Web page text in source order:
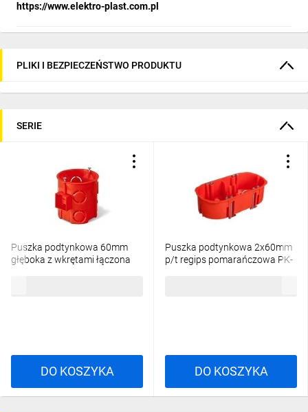
https://www.elektro-plast.com.pl
PLIKI I BEZPIECZEŃSTWO PRODUKTU
SERIE
Puszka podtynkowa 60mm
głęboka z wkrętami łączona
DO KOSZYKA
Puszka podtynkowa 2x60mm
p/t regips pomarańczowa PK-
DO KOSZYKA